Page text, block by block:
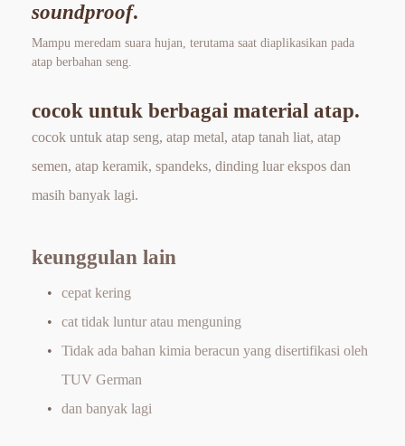
soundproof.
Mampu meredam suara hujan, terutama saat diaplikasikan pada
atap berbahan seng.
cocok untuk berbagai material atap.
cocok untuk atap seng, atap metal, atap tanah liat, atap
semen, atap keramik, spandeks, dinding luar ekspos dan
masih banyak lagi.
keunggulan lain
cepat kering
cat tidak luntur atau menguning
Tidak ada bahan kimia beracun yang disertifikasi oleh
TUV German
dan banyak lagi